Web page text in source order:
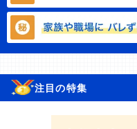
注目の特集